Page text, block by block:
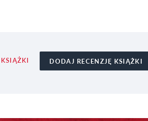
DODAJ RECENZJĘ KSIĄŻKI